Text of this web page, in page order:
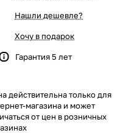
Нашли дешевле?
Хочу в подарок
Гарантия 5 лет
действительна только для
магазина и может
от цен в розничных